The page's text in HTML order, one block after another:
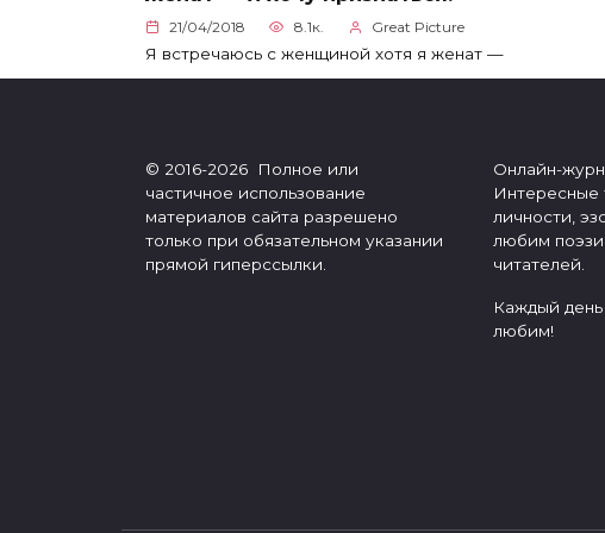
21/04/2018 8.1к. Great Picture
Я встречаюсь с женщиной хотя я женат —
© 2016-2026 Полное или
частичное использование
материалов сайта разрешено
только при обязательном указании
прямой гиперссылки.
Онлайн-
Интересные
личности,
любим
читателей.
Каждый
любим!